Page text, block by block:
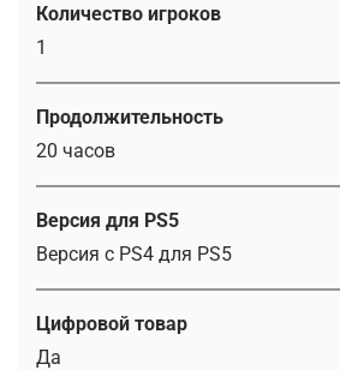
Количество игроков
1
Продолжительность
20 часов
Версия для PS5
Версия с PS4 для PS5
Цифровой товар
Да